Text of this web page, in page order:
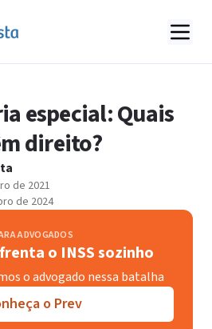
especial: Quais
direito?
de 2021
de 2024
ADVOGADOS
o INSS sozinho
o advogado nessa batalha
o Prev